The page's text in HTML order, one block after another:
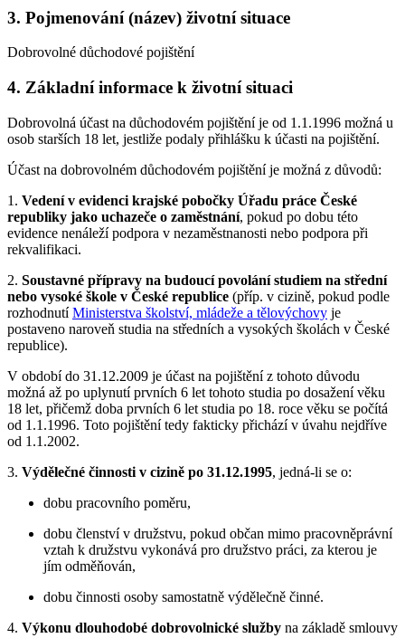
3. Pojmenování (název) životní situace
Dobrovolné důchodové pojištění
4. Základní informace k životní situaci
Dobrovolná účast na důchodovém pojištění je od 1.1.1996 možná u
osob starších 18 let, jestliže podaly přihlášku k účasti na pojištění.
Účast na dobrovolném důchodovém pojištění je možná z důvodů:
1. Vedení v evidenci krajské pobočky Úřadu práce České
republiky jako uchazeče o zaměstnání, pokud po dobu této
evidence nenáleží podpora v nezaměstnanosti nebo podpora při
rekvalifikaci.
2. Soustavné přípravy na budoucí povolání studiem na střední
nebo vysoké škole v České republice (příp. v cizině, pokud podle
rozhodnutíMinisterstva školství, mládeže a tělovýchovy je
postaveno naroveň studia na středních a vysokých školách v České
republice).
V období do 31.12.2009 je účast na pojištění z tohoto důvodu
možná až po uplynutí prvních 6 let tohoto studia po dosažení věku
18 let, přičemž doba prvních 6 let studia po 18. roce věku se počítá
od 1.1.1996. Toto pojištění tedy fakticky přichází v úvahu nejdříve
od 1.1.2002.
3. Výdělečné činnosti v cizině po 31.12.1995, jedná-li se o:
dobu pracovního poměru,
dobu členství v družstvu, pokud občan mimo pracovněprávní
vztah k družstvu vykonává pro družstvo práci, za kterou je
jím odměňován,
dobu činnosti osoby samostatně výdělečně činné.
4. Výkonu dlouhodobé dobrovolnické služby na základě smlouvy